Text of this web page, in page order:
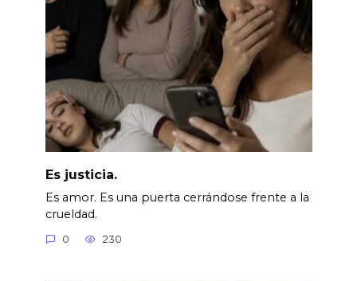
Es justicia.
Es amor. Es una puerta cerrándose frente a la
crueldad.
0 230